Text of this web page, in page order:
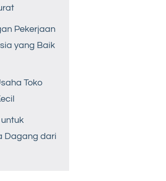
Pekerjaan
yang Baik
Toko
Dagang dari